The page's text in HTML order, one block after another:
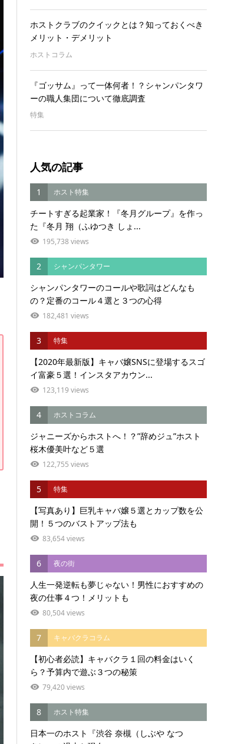
ホストクラブのクイックとは？知っておくべき
メリット・デメリット
ホストコラム
『ゴッサム』って一体何者！？シャンパンタワ
ーの職人集団について徹底調査
特集
人気の記事
1 ホスト特集
チートすぎる起業家！『冬月グループ』を作っ
た『冬月 翔（ふゆつき しょ...
195,738 views
2 シャンパンタワー
シャンパンタワーのコールや歌詞はどんなも
の？定番のコール４選と３つの心得
182,481 views
3 特集
【2020年最新版】キャバ嬢SNSに登場するスゴ
イ富豪５選！インスタアカウン...
123,119 views
4 ホストコラム
ジャニーズからホストへ！？”辞めジュ”ホスト
桜木優美叶など５選
122,755 views
5 特集
【写真あり】巨乳キャバ嬢５選とカップ数を公
開！５つのバストアップ法も
83,654 views
6 夜の街
人生一発逆転も夢じゃない！男性におすすめの
夜の仕事４つ！メリットも
80,504 views
7 キャバクラコラム
【初心者必読】キャバクラ１回の料金はいく
ら？予算内で遊ぶ３つの秘策
79,420 views
8 ホスト特集
日本一のホスト『渋谷 奈槻（しぶや なつ